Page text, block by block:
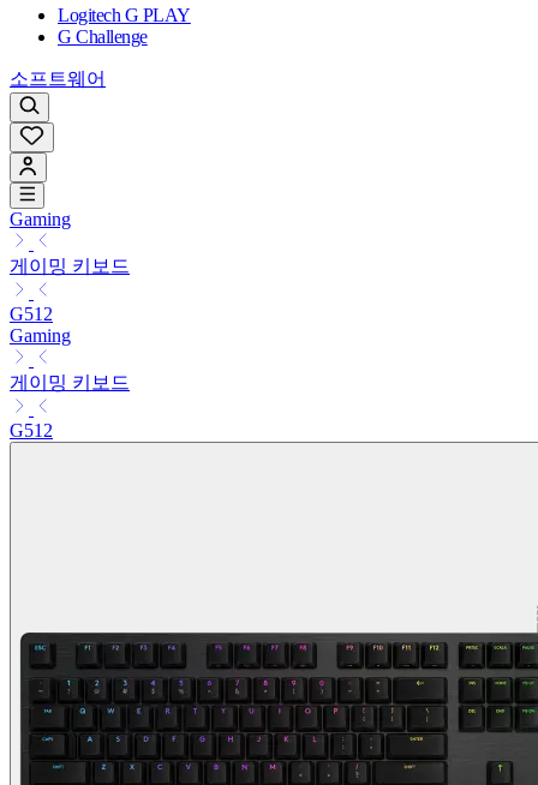
Logitech G PLAY
G Challenge
소프트웨어
Gaming
게이밍 키보드
G512
Gaming
게이밍 키보드
G512